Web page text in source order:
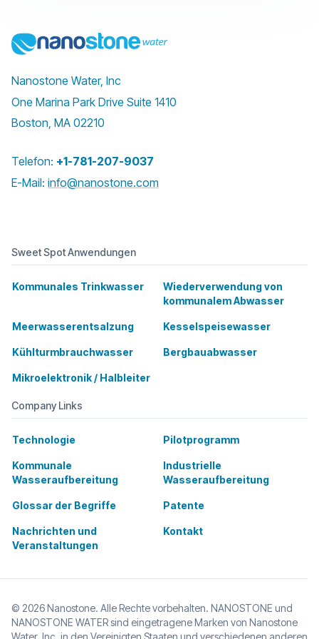
Nanostone Water, Inc
One Marina Park Drive Suite 1410
Boston, MA 02210
Telefon: +1-781-207-9037
E-Mail: info@nanostone.com
Sweet Spot Anwendungen
Kommunales Trinkwasser
Wiederverwendung von
kommunalem Abwasser
Meerwasserentsalzung Kesselspeisewasser
Kühlturmbrauchwasser Bergbauabwasser
Mikroelektronik / Halbleiter
Company Links
Technologie Pilotprogramm
Kommunale
Wasseraufbereitung
Industrielle
Wasseraufbereitung
Glossar der Begriffe Patente
Nachrichten und
Veranstaltungen
Kontakt
© 2026 Nanostone. Alle Rechte vorbehalten. NANOSTONE und
NANOSTONE WATER sind eingetragene Marken von Nanostone